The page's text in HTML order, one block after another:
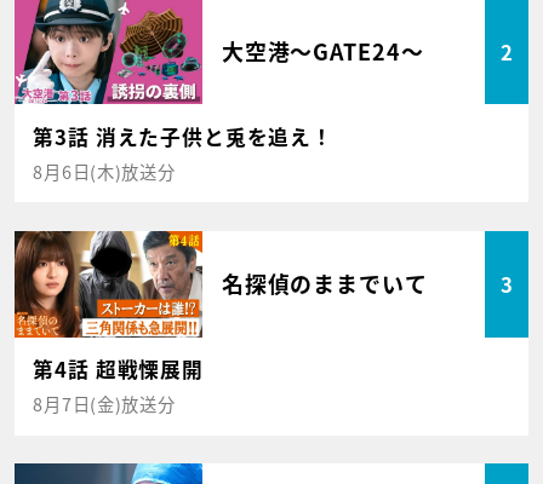
大空港～GATE24～ 2
第3話 消えた子供と兎を追え！
8月6日(木)放送分
名探偵のままでいて 3
第4話 超戦慄展開
8月7日(金)放送分